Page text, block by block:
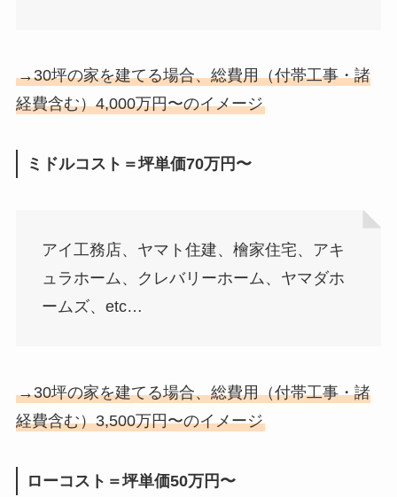
→30坪の家を建てる場合、総費用（付帯工事・諸
経費含む）4,000万円〜のイメージ
ミドルコスト＝坪単価70万円〜
アイ工務店、ヤマト住建、檜家住宅、アキ
ュラホーム、クレバリーホーム、ヤマダホ
ームズ、etc…
→30坪の家を建てる場合、総費用（付帯工事・諸
経費含む）3,500万円〜のイメージ
ローコスト＝坪単価50万円〜